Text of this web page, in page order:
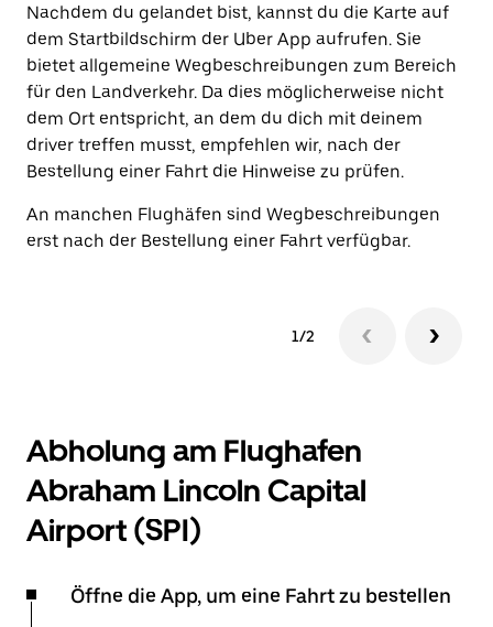
Nachdem du gelandet bist, kannst du die Karte auf
dem Startbildschirm der Uber App aufrufen. Sie
bietet allgemeine Wegbeschreibungen zum Bereich
für den Landverkehr. Da dies möglicherweise nicht
dem Ort entspricht, an dem du dich mit deinem
driver treffen musst, empfehlen wir, nach der
Bestellung einer Fahrt die Hinweise zu prüfen.
An manchen Flughäfen sind Wegbeschreibungen
erst nach der Bestellung einer Fahrt verfügbar.
1/2
Abholung am Flughafen
Abraham Lincoln Capital
Airport (SPI)
Öffne die App, um eine Fahrt zu bestellen